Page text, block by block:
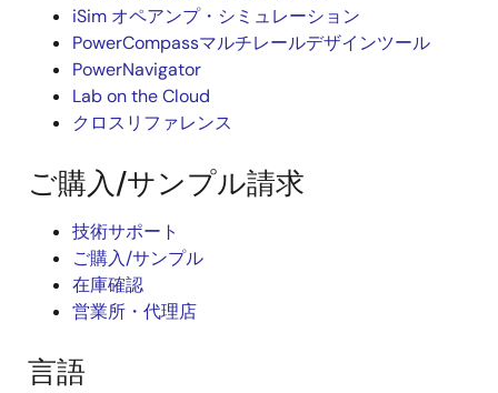
iSim オペアンプ・シミュレーション
PowerCompassマルチレールデザインツール
PowerNavigator
Lab on the Cloud
クロスリファレンス
ご購入/サンプル請求
技術サポート
ご購入/サンプル
在庫確認
営業所・代理店
言語